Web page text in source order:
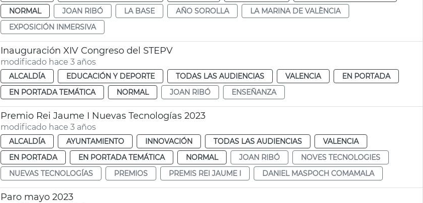
NORMAL
JOAN RIBÓ LA BASE AÑO SOROLLA
LA MARINA DE VALÈNCIA
EXPOSICIÓN INMERSIVA
Inauguración XIV Congreso del STEPV
modificado hace 3 años
ALCALDÍA EDUCACIÓN Y DEPORTE TODAS LAS AUDIENCIAS VALENCIA
EN PORTADA
EN PORTADA TEMÁTICA
NORMAL JOAN RIBÓ ENSEÑANZA
Premio Rei Jaume I Nuevas Tecnologías 2023
modificado hace 3 años
ALCALDÍA AYUNTAMIENTO INNOVACIÓN TODAS LAS AUDIENCIAS
VALENCIA
EN PORTADA
EN PORTADA TEMÁTICA NORMAL JOAN RIBÓ
NOVES TECNOLOGIES
NUEVAS TECNOLOGÍAS
PREMIOS PREMIS REI JAUME I DANIEL MASPOCH COMAMALA
Paro mayo 2023